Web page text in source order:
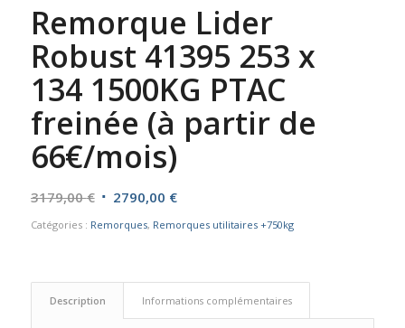
Remorque Lider
Robust 41395 253 x
134 1500KG PTAC
freinée (à partir de
66€/mois)
3179,00€ Le
3179,00 €.
2790,00 €Le
2790,00 €.
Catégories : Remorques, Remorques utilitaires +750kg
Description Informations complémentaires